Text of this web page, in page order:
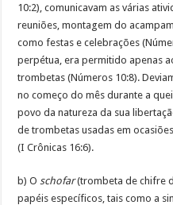
10:2), comunicavam as várias
reuniões, montagem do
como festas e celebrações
perpétua, era permitido apenas
trombetas (Números 10:8).
no começo do mês durante a
povo da natureza da sua
de trombetas usadas em
(I Crônicas 16:6).
b) O schofar(trombeta de chifre
papéis específicos, tais como a